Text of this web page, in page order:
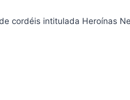
cordéis intitulada Heroínas